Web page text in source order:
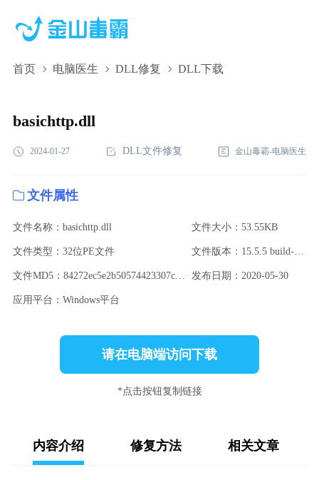
首页 电脑医生 DLL修复 DLL下载
basichttp.dll,basichttp.dll下载,basichttp.dll修复
basichttp.dll
2024-01-27 DLL文件修复 金山毒霸-电脑医生
文件属性
文件名称：basichttp.dll 文件大小：53.55KB
文件类型：32位PE文件 文件版本：15.5.5 build-16285975
文件MD5：84272ec5e2b50574423307c97b1a42b0 发布日期：2020-05-30
应用平台：Windows平台
请在电脑端访问下载
*点击按钮复制链接
内容介绍 修复方法 相关文章